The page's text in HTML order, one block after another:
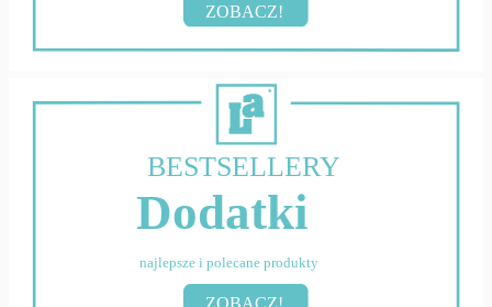
ZOBACZ!
BESTSELLERY
Dodatki
najlepsze i polecane produkty